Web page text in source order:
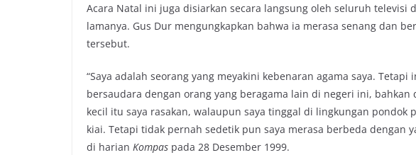
Acara Natal ini juga disiarkan secara langsung oleh seluruh televisi
lamanya. Gus Dur mengungkapkan bahwa ia merasa senang dan
tersebut.
“Saya adalah seorang yang meyakini kebenaran agama saya.
bersaudara dengan orang yang beragama lain di negeri ini, bahkan
kecil itu saya rasakan, walaupun saya tinggal di lingkungan pondok
kiai. Tetapi tidak pernah sedetik pun saya merasa berbeda dengan
di harian Kompas pada 28 Desember 1999.